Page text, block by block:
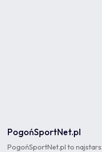
PogońSportNet.pl
PogońSportNet.pl to